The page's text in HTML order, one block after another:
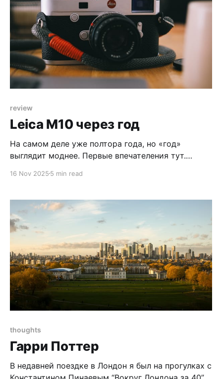
review
Leica M10 через год
На самом деле уже полтора года, но «год»
выглядит моднее. Первые впечателения тут.
которой написаны сотни тысяч слов и сняты
актуальной. Хотя многие говорят, что «камеры
последних 5 лет все одинаковые», старые Leica,
16 Nov 2025 5 min read
thoughts
Гарри Поттер
В недавней поездке в Лондон я был на прогулках с